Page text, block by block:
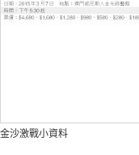
金沙激戰小資料